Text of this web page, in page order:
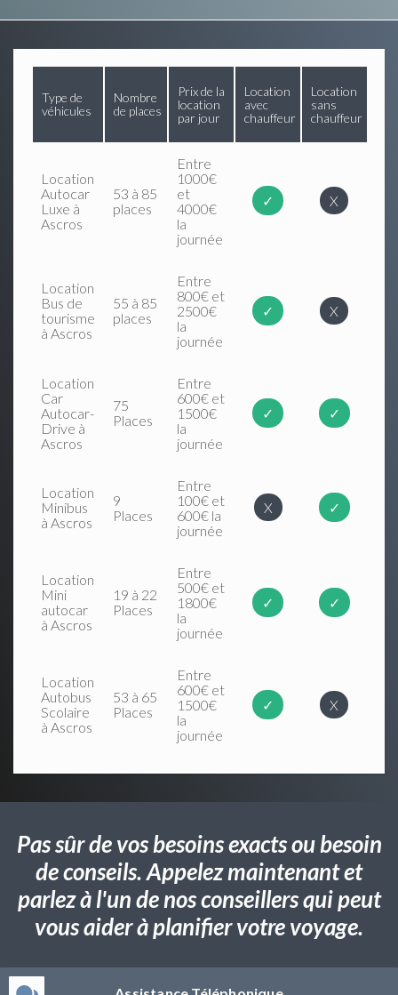
Type de
véhicules
Nombre
de places
Prix de la
location
par jour
Location
avec
chauffeur
Location
sans
chauffeur
Location
Autocar
Luxe à
Ascros
53 à 85
places
Entre
1000€
et
4000€
la
journée
✓ X
Location
Bus de
tourisme
à Ascros
55 à 85
places
Entre
800€ et
2500€
la
journée
✓ X
Location
Car
Autocar-
Drive à
Ascros
75
Places
Entre
600€ et
1500€
la
journée
✓ ✓
Location
Minibus
à Ascros
9
Places
Entre
100€ et
600€ la
journée
X ✓
Location
Mini
autocar
à Ascros
19 à 22
Places
Entre
500€ et
1800€
la
journée
✓ ✓
Location
Autobus
Scolaire
à Ascros
53 à 65
Places
Entre
600€ et
1500€
la
journée
✓ X
Pas sûr de vos besoins exacts ou besoin
de conseils. Appelez maintenant et
parlez à l'un de nos conseillers qui peut
vous aider à planifier votre voyage.